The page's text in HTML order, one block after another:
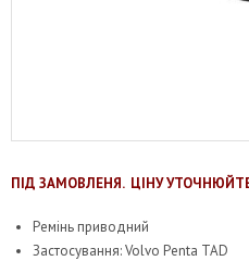
ПІД ЗАМОВЛЕНЯ. ЦІНУ
Ремінь приводний
Застосування: Volvo Penta TAD